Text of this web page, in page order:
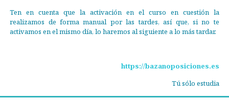
Ten en cuenta que la activación en el curso en cuestión la
realizamos de forma manual por las tardes, así que, si no te
activamos en el mismo día, lo haremos al siguiente a lo más tardar.
https://bazanoposiciones.es
Tú sólo estudia